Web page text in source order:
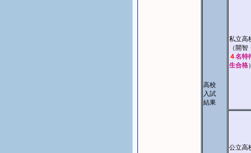
高校
入試
結果
私立高
（開
４名特
生合格）
公立高